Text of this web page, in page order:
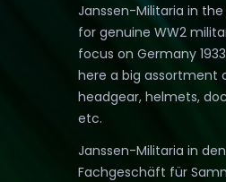
Janssen-Militaria in
for genuine WW2
focus on Germany
here a big assortment
headgear, helmets,
etc.
Janssen-Militaria in
Fachgeschäft für